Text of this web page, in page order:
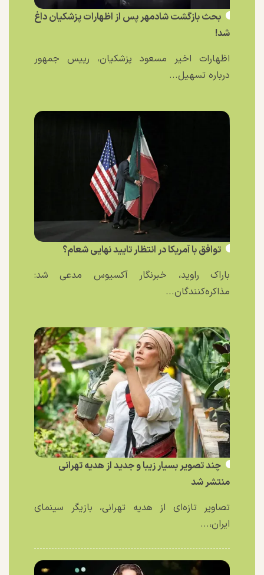
بحث بازگشت شادمهر پس از اظهارات پزشکیان داغ
شد!
اظهارات اخیر مسعود پزشکیان، رییس جمهور
درباره تسهیل...
توافق با آمریکا در انتظار تایید نهایی شعام؟
باراک راوید، خبرنگار آکسیوس مدعی شد:
مذاکره‌کنندگان...
چند تصویر بسیار زیبا و جدید از هدیه تهرانی
منتشر شد
تصاویر تازه‌ای از هدیه تهرانی، بازیگر سینمای
ایران،...